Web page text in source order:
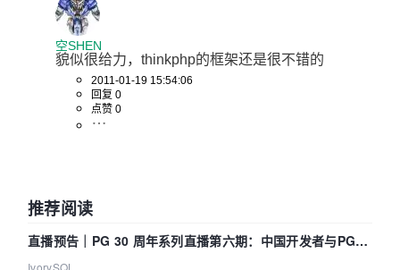
空SHEN
貌似很给力，thinkphp的框架还是很不错的
2011-01-19 15:54:06
回复 0
点赞 0
推荐阅读
直播预告｜PG 30 周年系列直播第六期：中国开发者与PG内
核——我们改得动吗？我们贡献了什么？
IvorySQL